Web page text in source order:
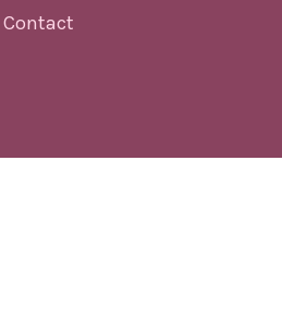
Contact